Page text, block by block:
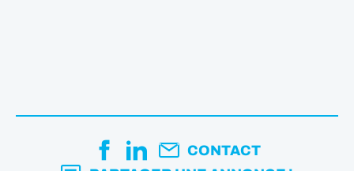
CONTACT